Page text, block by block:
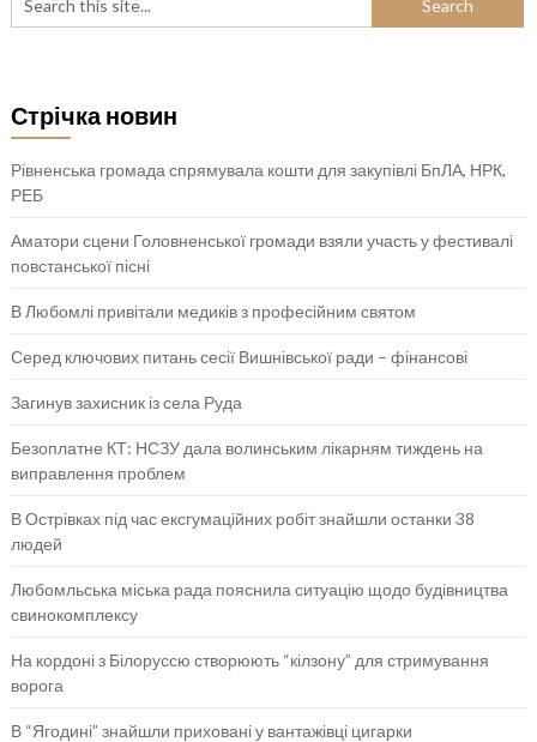
Стрічка новин
Рівненська громада спрямувала кошти для закупівлі БпЛА, НРК,
РЕБ
Аматори сцени Головненської громади взяли участь у фестивалі
повстанської пісні
В Любомлі привітали медиків з професійним святом
Серед ключових питань сесії Вишнівської ради – фінансові
Загинув захисник із села Руда
Безоплатне КТ: НСЗУ дала волинським лікарням тиждень на
виправлення проблем
В Острівках під час ексгумаційних робіт знайшли останки 38
людей
Любомльська міська рада пояснила ситуацію щодо будівництва
свинокомплексу
На кордоні з Білоруссю створюють “кілзону” для стримування
ворога
В “Ягодині” знайшли приховані у вантажівці цигарки